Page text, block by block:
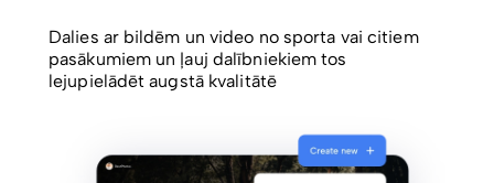
Dalies ar bildēm un video no sporta vai citiem
pasākumiem un ļauj dalībniekiem tos
lejupielādēt augstā kvalitātē